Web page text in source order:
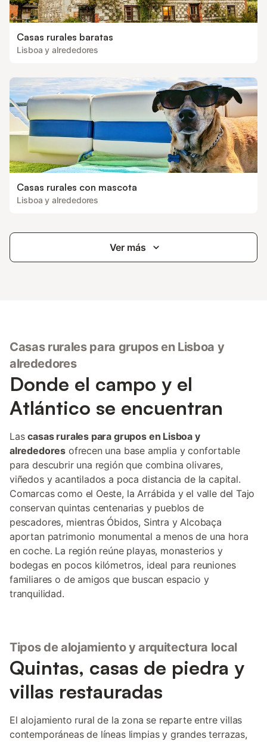
Casas rurales baratas
Lisboa y alrededores
Casas rurales con mascota
Lisboa y alrededores
Ver más
Casas rurales para grupos en Lisboa y
alrededores
Donde el campo y el
Atlántico se encuentran
Lascasas rurales para grupos en Lisboa y
alrededores ofrecen una base amplia y confortable
para descubrir una región que combina olivares,
viñedos y acantilados a poca distancia de la capital.
Comarcas como el Oeste, la Arrábida y el valle del Tajo
conservan quintas centenarias y pueblos de
pescadores, mientras Óbidos, Sintra y Alcobaça
aportan patrimonio monumental a menos de una hora
en coche. La región reúne playas, monasterios y
bodegas en pocos kilómetros, ideal para reuniones
familiares o de amigos que buscan espacio y
tranquilidad.
Tipos de alojamiento y arquitectura local
Quintas, casas de piedra y
villas restauradas
El alojamiento rural de la zona se reparte entre villas
contemporáneas de líneas limpias y grandes terrazas,